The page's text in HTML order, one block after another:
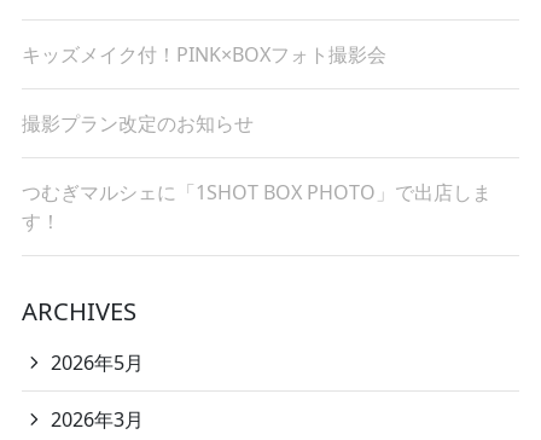
キッズメイク付！PINK×BOXフォト撮影会
撮影プラン改定のお知らせ
つむぎマルシェに「1SHOT BOX PHOTO」で出店しま
す！
ARCHIVES
2026年5月
2026年3月